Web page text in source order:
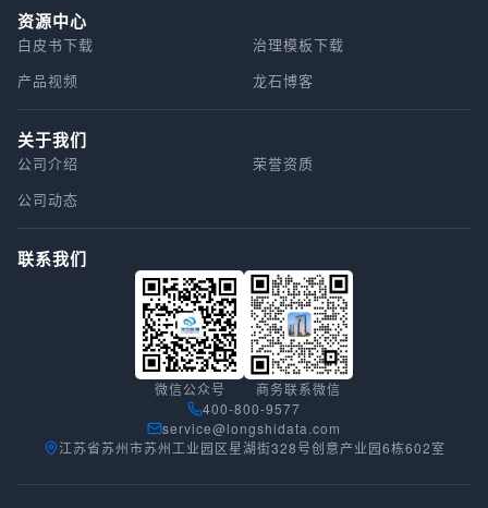
联系我们
微信公众号
商务联系微信
400-800-9577
service@longshidata.com
江苏省苏州市苏州工业园区星湖街328号创意产业园6栋602室
资源中心
白皮书下载
治理模板下载
产品视频
龙石博客
关于我们
公司介绍
荣誉资质
公司动态